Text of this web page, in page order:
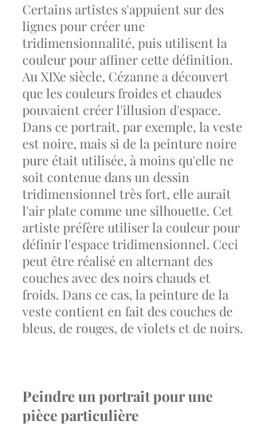
Certains artistes s'appuient sur des
lignes pour créer une
tridimensionnalité, puis utilisent la
couleur pour affiner cette définition.
Au XIXe siècle, Cézanne a découvert
que les couleurs froides et chaudes
pouvaient créer l'illusion d'espace.
Dans ce portrait, par exemple, la veste
est noire, mais si de la peinture noire
pure était utilisée, à moins qu'elle ne
soit contenue dans un dessin
tridimensionnel très fort, elle aurait
l'air plate comme une silhouette. Cet
artiste préfère utiliser la couleur pour
définir l'espace tridimensionnel. Ceci
peut être réalisé en alternant des
couches avec des noirs chauds et
froids. Dans ce cas, la peinture de la
veste contient en fait des couches de
bleus, de rouges, de violets et de noirs.
Peindre un portrait pour une
pièce particulière